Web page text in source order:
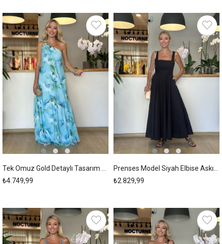
₺4.749,99
New
Item
₺2.829,99
New
Item
New
Item
New
Item